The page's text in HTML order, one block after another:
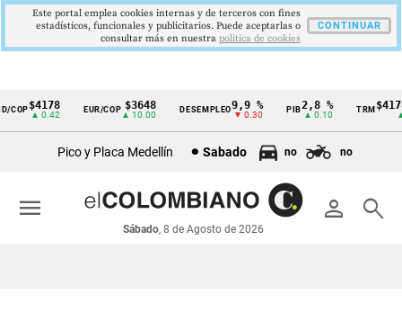
Cintillo
económicos
Colombia
$4178
▲ 0.42
EUR/COP $3648
▲ 10.00
DESEMPLEO 9,9 %
▼ 0.30
PIB2,8 %
▲ 0.10
TRM
▲
Pico y Placa Medellín Sabado no no
person search
Sábado, 8 de Agosto de 2026
menu
Este portal emplea cookies internas y de terceros con fines
estadísticos, funcionales y publicitarios. Puede aceptarlas o
consultar más en nuestra politica de cookies
CONTINUAR